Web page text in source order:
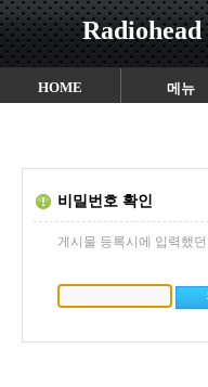
HOME 메뉴
비밀번호 확인
게시물 등록시에 입력했